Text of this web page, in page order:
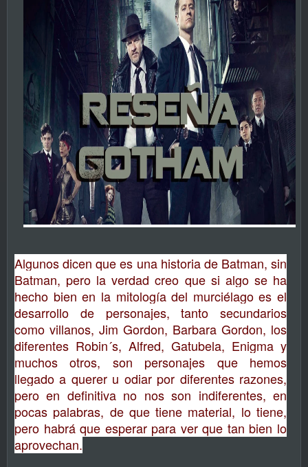
Algunos dicen que es una historia de Batman, sin
Batman, pero la verdad creo que si algo se ha
hecho bien en la mitología del murciélago es el
desarrollo de personajes, tanto secundarios
como villanos, Jim Gordon, Barbara Gordon, los
diferentes Robin´s, Alfred, Gatubela, Enigma y
muchos otros, son personajes que hemos
llegado a querer u odiar por diferentes razones,
pero en definitiva no nos son indiferentes, en
pocas palabras, de que tiene material, lo tiene,
pero habrá que esperar para ver que tan bien lo
aprovechan.